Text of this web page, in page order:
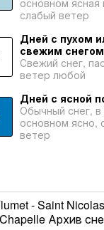
основном ясная
слабый ветер
Дней с пухом
свежим снегом
Свежий снег,
ветер любой
Дней с ясной
Обычный снег, в
основном ясно,
ветер
- Saint
Chapelle Архив